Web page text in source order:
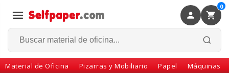
0
Material de Oficina Pizarras y Mobiliario Papel Máquinas
Volver